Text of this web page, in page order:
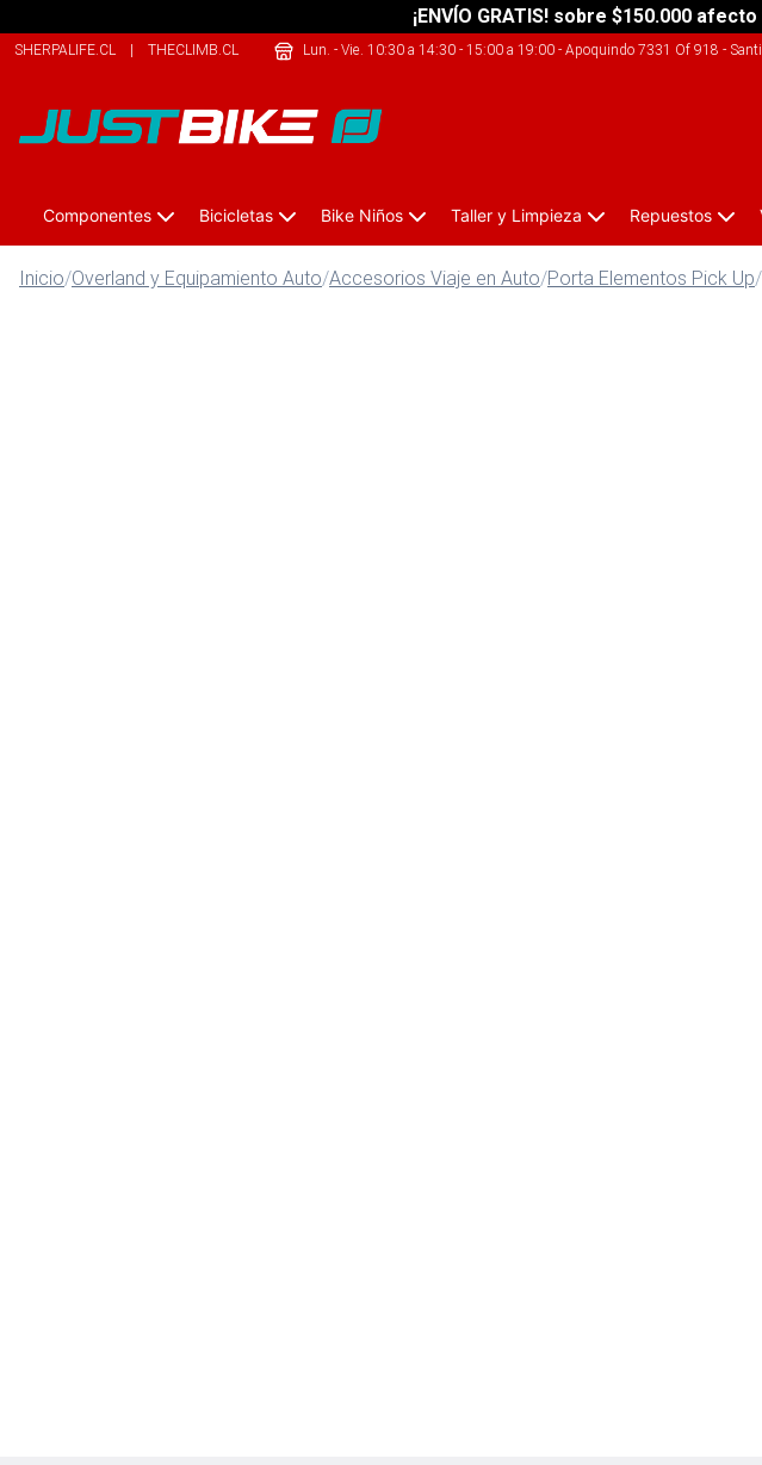
¡ENVÍO GRATIS! sobre $150.000
SHERPALIFE.CL | THECLIMB.CL THEARMY.CL
Lun. - Vie. 10:30 a 14:30 - 15:00 a 19:00- Apoquindo 7331 Of 918 -
Componentes Bicicletas Bike Niños Taller y Limpieza Repuestos
Inicio/Overland y Equipamiento Auto/Accesorios Viaje en Auto/Porta Elementos Pick Up/